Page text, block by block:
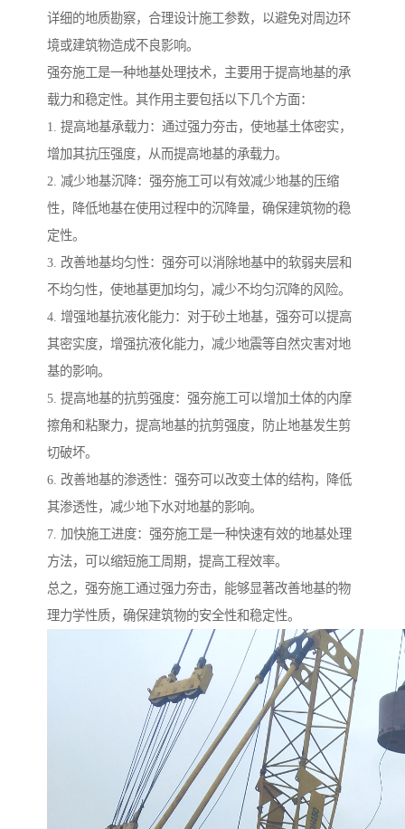
详细的地质勘察，合理设计施工参数，以避免对周边环
境或建筑物造成不良影响。
强夯施工是一种地基处理技术，主要用于提高地基的承
载力和稳定性。其作用主要包括以下几个方面：
1. 提高地基承载力：通过强力夯击，使地基土体密实，
增加其抗压强度，从而提高地基的承载力。
2. 减少地基沉降：强夯施工可以有效减少地基的压缩
性，降低地基在使用过程中的沉降量，确保建筑物的稳
定性。
3. 改善地基均匀性：强夯可以消除地基中的软弱夹层和
不均匀性，使地基更加均匀，减少不均匀沉降的风险。
4. 增强地基抗液化能力：对于砂土地基，强夯可以提高
其密实度，增强抗液化能力，减少地震等自然灾害对地
基的影响。
5. 提高地基的抗剪强度：强夯施工可以增加土体的内摩
擦角和粘聚力，提高地基的抗剪强度，防止地基发生剪
切破坏。
6. 改善地基的渗透性：强夯可以改变土体的结构，降低
其渗透性，减少地下水对地基的影响。
7. 加快施工进度：强夯施工是一种快速有效的地基处理
方法，可以缩短施工周期，提高工程效率。
总之，强夯施工通过强力夯击，能够显著改善地基的物
理力学性质，确保建筑物的安全性和稳定性。